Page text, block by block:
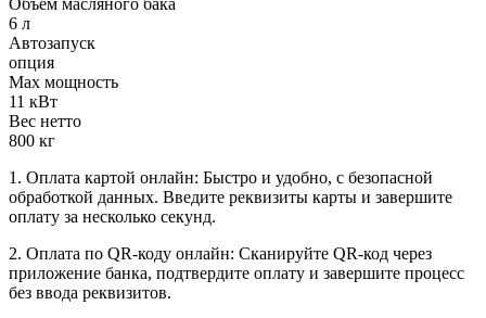
6 л
Автозапуск
опция
Max мощность
11 кВт
Вес нетто
800 кг
1. Оплата картой онлайн: Быстро и удобно, с безопасной
обработкой данных. Введите реквизиты карты и завершите
оплату за несколько секунд.
2. Оплата по QR-коду онлайн: Сканируйте QR-код через
приложение банка, подтвердите оплату и завершите процесс
без ввода реквизитов.